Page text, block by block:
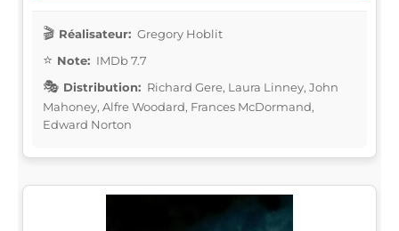
Réalisateur: Gregory Hoblit
Note: IMDb 7.7
Distribution: Richard Gere, Laura Linney, John
Mahoney, Alfre Woodard, Frances McDormand,
Edward Norton